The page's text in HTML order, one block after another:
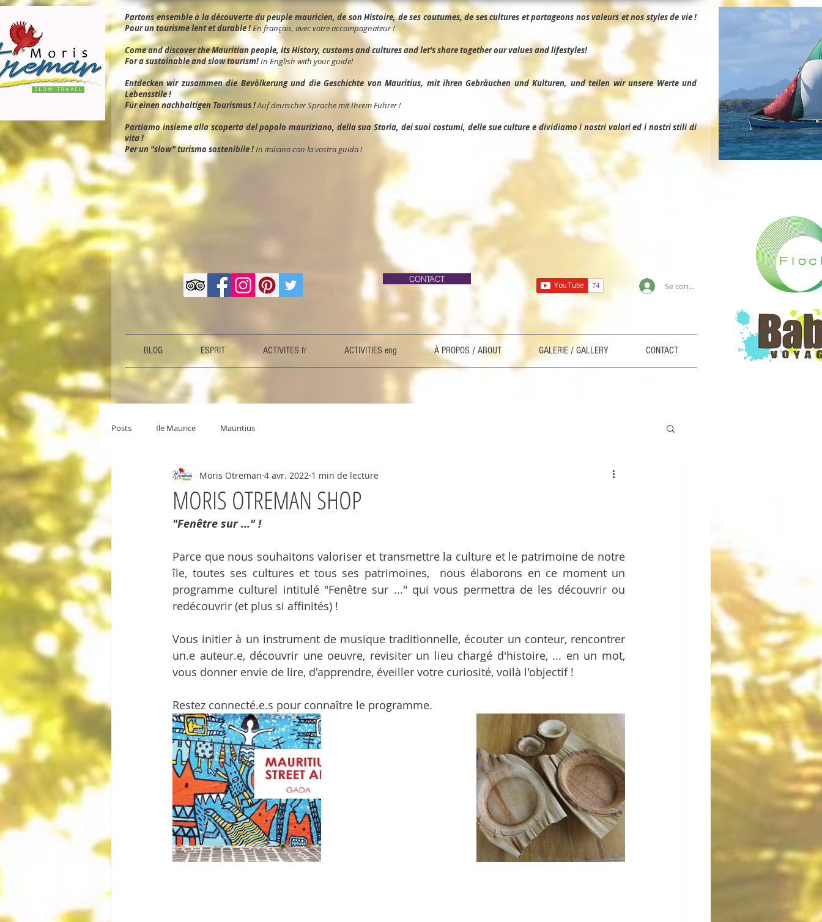
Partons ensemble à la découverte du peuple mauricien, de son Histoire, de ses coutumes, de ses cultures et partageons nos valeurs et nos styles de vie !
Pour un tourisme lent et durable !En français, avec votre accompagnateur !
Come and discover the Mauritian people, its History, customs and cultures and let's share together our values and lifestyles!
For a sustainable and slow tourism!In English with your guide!
Entdecken wir zusammen die Bevölkerung und die Geschichte von Mauritius, mit ihren Gebräuchen und Kulturen, und teilen wir unsere Werte und
Lebensstile !
Für einen nachhaltigen Tourismus !Auf deutscher Sprache mit Ihrem Führer !
Partiamo insieme alla scoperta del popolo mauriziano, della sua Storia, dei suoi costumi, delle sue culture e dividiamo i nostri valori ed i nostri stili di
vita !
Per un "slow" turismo sostenibile !In italiano con la vostra guida !
CONTACT
Se connecter
BLOG ESPRIT ACTIVITES fr ACTIVITIES eng À PROPOS / ABOUT GALERIE / GALLERY CONTACT
Posts Ile Maurice Mauritius
MORIS OTREMAN SHOP
Moris Otreman 4 avr. 2022 1 min de lecture
"Fenêtre sur ..." !
Parce que nous souhaitons valoriser et transmettre la culture et le patrimoine de notre
île, toutes ses cultures et tous ses patrimoines,  nous élaborons en ce moment un
programme culturel intitulé "Fenêtre sur ..." qui vous permettra de les découvrir ou
redécouvrir (et plus si affinités) !
Vous initier à un instrument de musique traditionnelle, écouter un conteur, rencontrer
un.e auteur.e, découvrir une oeuvre, revisiter un lieu chargé d'histoire, ... en un mot,
vous donner envie de lire, d'apprendre, éveiller votre curiosité, voilà l'objectif !
Restez connecté.e.s pour connaître le programme.